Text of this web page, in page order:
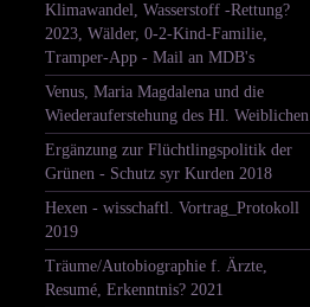
Klimawandel, Wasserstoff -Rettung?
2023, Wälder, 0-2-Kind-Familie,
Tramper-App - Mail an MDB's
Venus, Maria Magdalena und die
Wiederauferstehung des Hl. Weiblichen
Ergänzung zur Flüchtlingspolitik der
Grünen - Schutz syr Kurden 2018
Hexen - wisschaftl. Vortrag_Protokoll
2019
Träume/Autobiographie f. Ärzte,
Resumé, Erkenntnis? 2021